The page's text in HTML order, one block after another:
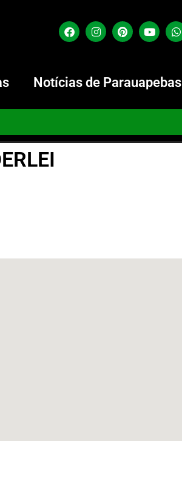
Notícias de Parauapebas